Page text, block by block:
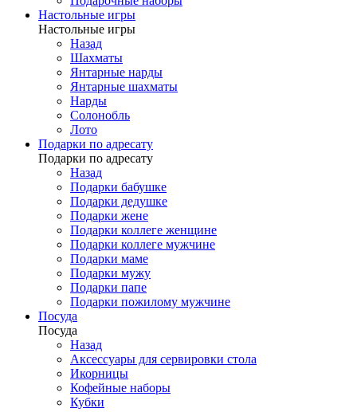
Настольные игры
Настольные игры
Назад
Шахматы
Янтарные нарды
Янтарные шахматы
Нарды
Солонобль
Лото
Подарки по адресату
Подарки по адресату
Назад
Подарки бабушке
Подарки дедушке
Подарки жене
Подарки коллеге женщине
Подарки коллеге мужчине
Подарки маме
Подарки мужу
Подарки папе
Подарки пожилому мужчине
Посуда
Посуда
Назад
Аксессуары для сервировки стола
Икорницы
Кофейные наборы
Кубки